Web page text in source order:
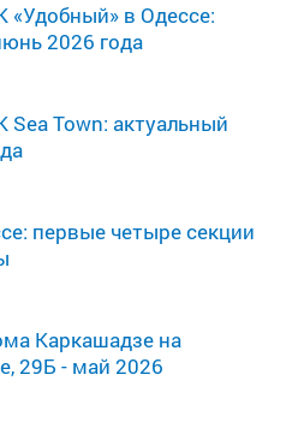
«Удобный» в Одессе:
2026 года
Town: актуальный
первые четыре секции
Каркашадзе на
29Б - май 2026